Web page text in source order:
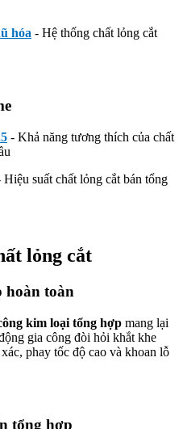
hóa - Hệ thống chất lỏng cắt
- Khả năng tương thích của chất
Hiệu suất chất lỏng cắt bán tổng
lỏng cắt
hoàn toàn
kim loại tổng hợp mang lại
gia công đòi hỏi khắt khe
phay tốc độ cao và khoan lỗ
tổng hợp